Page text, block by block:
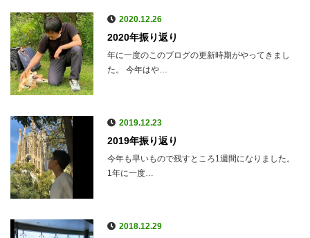
2020.12.26
2020年振り返り
年に一度のこのブログの更新時期がやってきまし
た。 今年はや…
2019.12.23
2019年振り返り
今年も早いもので残すところ1週間になりました。
1年に一度…
2018.12.29